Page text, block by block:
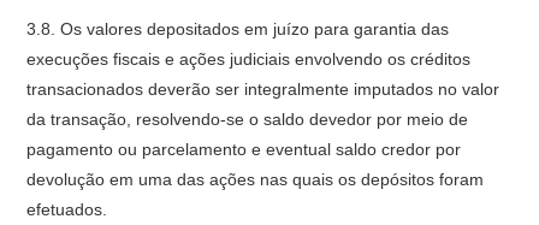
3.8. Os valores depositados em juízo para garantia das
execuções fiscais e ações judiciais envolvendo os créditos
transacionados deverão ser integralmente imputados no valor
da transação, resolvendo-se o saldo devedor por meio de
pagamento ou parcelamento e eventual saldo credor por
devolução em uma das ações nas quais os depósitos foram
efetuados.